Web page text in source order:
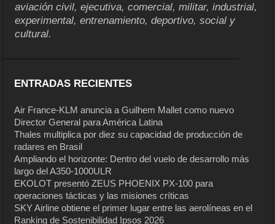
aviación civil, ejecutiva, comercial, militar, industrial,
experimental, entrenamiento, deportivo, social y
cultural.
ENTRADAS RECIENTES
Air France-KLM anuncia a Guilhem Mallet como nuevo
Director General para América Latina
Thales multiplica por diez su capacidad de producción de
radares en Brasil
Ampliando el horizonte: Dentro del vuelo de desarrollo más
largo del A350-1000ULR
EKOLOT presentó ZEUS PHOENIX PX-100 para
operaciones tácticas y las misiones críticas
SKY Airline obtiene el primer lugar entre las aerolíneas en el
Ranking de Sostenibilidad Ipsos 2026